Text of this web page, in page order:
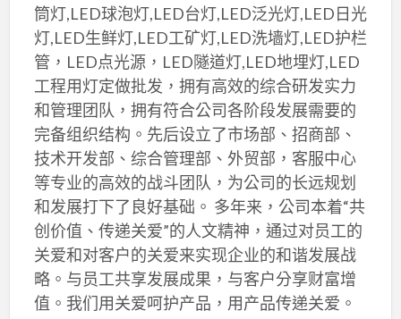
筒灯,LED球泡灯,LED台灯,LED泛光灯,LED日光
灯,LED生鲜灯,LED工矿灯,LED洗墙灯,LED护栏
管，LED点光源，LED隧道灯,LED地埋灯,LED
工程用灯定做批发，拥有高效的综合研发实力
和管理团队，拥有符合公司各阶段发展需要的
完备组织结构。先后设立了市场部、招商部、
技术开发部、综合管理部、外贸部，客服中心
等专业的高效的战斗团队，为公司的长远规划
和发展打下了良好基础。 多年来，公司本着“共
创价值、传递关爱”的人文精神，通过对员工的
关爱和对客户的关爱来实现企业的和谐发展战
略。与员工共享发展成果，与客户分享财富增
值。我们用关爱呵护产品，用产品传递关爱。